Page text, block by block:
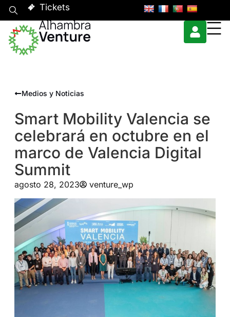
Tickets
Medios y Noticias
Smart Mobility Valencia se
celebrará en octubre en el
marco de Valencia Digital
Summit
agosto 28, 2023 venture_wp